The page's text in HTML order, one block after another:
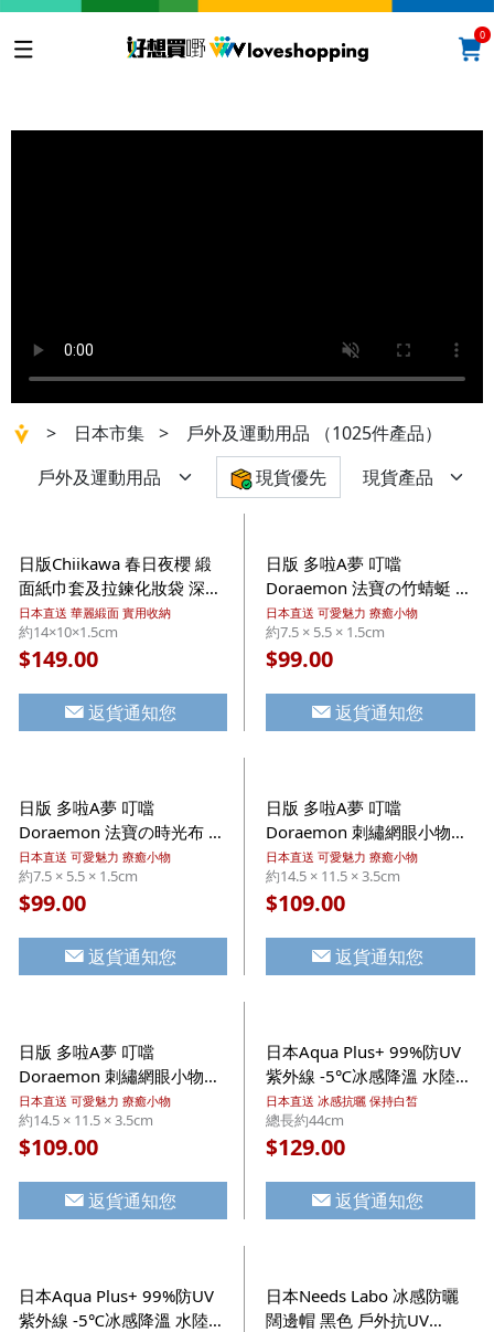
0
> 日本市集 > 戶外及運動用品 （1025件產品）
現貨優先
日版Chiikawa 春日夜櫻 緞
面紙巾套及拉鍊化妝袋 深藍
色 小物收納 (355)【市集世
界 - 日本市集】
日本直送 華麗緞面 實用收納
約14×10×1.5cm
$149.00
返貨通知您
日版 多啦A夢 叮噹
Doraemon 法寶の竹蜻蜓 立
體刺繡 鎖匙扣掛飾 (381)
【市集世界 - 日本市集】
日本直送 可愛魅力 療癒小物
約7.5 × 5.5 × 1.5cm
$99.00
返貨通知您
日版 多啦A夢 叮噹
Doraemon 法寶の時光布 立
體刺繡 鎖匙扣掛飾 (398)
【市集世界 - 日本市集】
日本直送 可愛魅力 療癒小物
約7.5 × 5.5 × 1.5cm
$99.00
返貨通知您
日版 多啦A夢 叮噹
Doraemon 刺繡網眼小物收
納拉鍊袋 藍色 附球鏈掛扣
(411)【市集世界 - 日本市
集】
日本直送 可愛魅力 療癒小物
約14.5 × 11.5 × 3.5cm
$109.00
返貨通知您
日版 多啦A夢 叮噹
Doraemon 刺繡網眼小物收
納拉鍊袋 灰色 附球鏈掛扣
(435)【市集世界 - 日本市
集】
日本直送 可愛魅力 療癒小物
約14.5 × 11.5 × 3.5cm
$109.00
返貨通知您
日本Aqua Plus+ 99%防UV
紫外線 -5℃冰感降溫 水陸兩
用 抗菌防臭 運動防曬手袖
連指套款 (008)【市集世界 -
日本市集】
日本直送 冰感抗曬 保持白皙
總長約44cm
$129.00
返貨通知您
日本Aqua Plus+ 99%防UV
紫外線 -5℃冰感降溫 水陸兩
日本Needs Labo 冰感防曬
闊邊帽 黑色 戶外抗UV